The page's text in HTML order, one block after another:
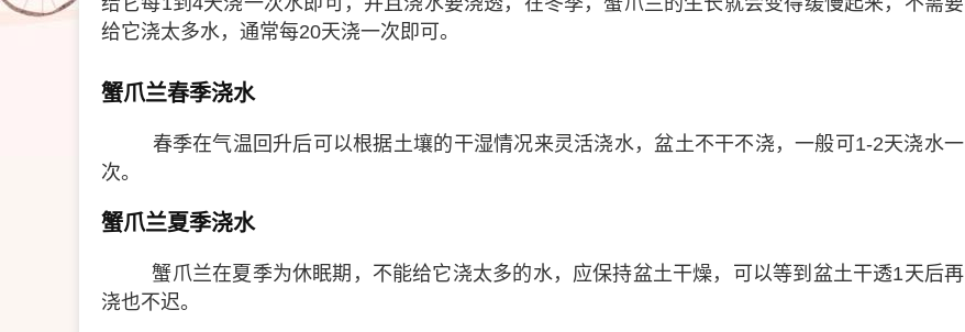
给它浇太多水，通常每20天浇一次即可。
蟹爪兰春季浇水
春季在气温回升后可以根据土壤的干湿情况来灵活浇水，盆土不干不浇，一般可1-2天浇水一
次。
蟹爪兰夏季浇水
蟹爪兰在夏季为休眠期，不能给它浇太多的水，应保持盆土干燥，可以等到盆土干透1天后再
浇也不迟。